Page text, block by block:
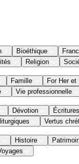
Bioéthique
Religion
Famille
For Her et
Vie professionnelle
Dévotion Écritures
Vertus
Histoire